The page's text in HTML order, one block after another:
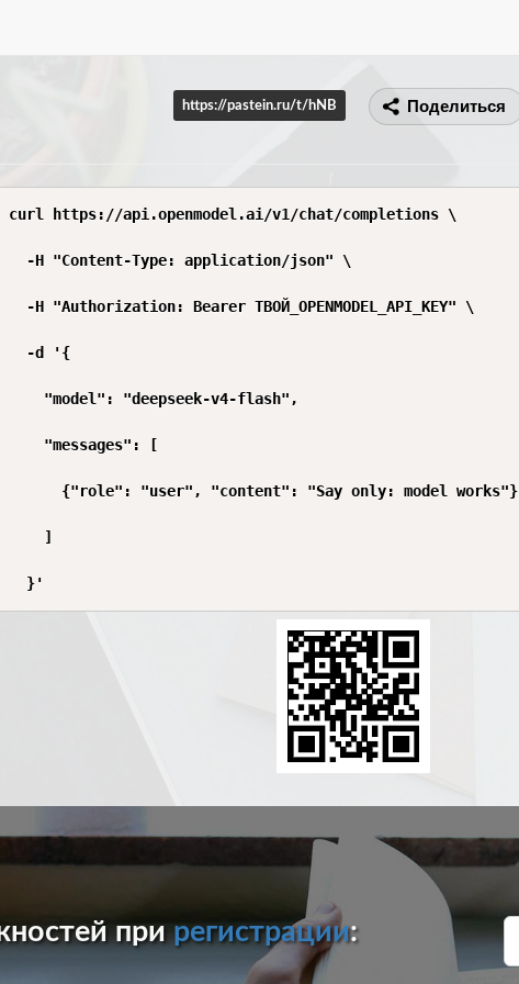
https://pastein.ru/t/hNB Поделиться
curl https://api.openmodel.ai/v1/chat/completions \
  -H "Content-Type: application/json" \
  -H "Authorization: Bearer ТВОЙ_OPENMODEL_API_KEY" \
  -d '{
    "model": "deepseek-v4-flash",
    "messages": [
      {"role": "user", "content": "Say only: model works"}
    ]
  }'
прирегистрации: